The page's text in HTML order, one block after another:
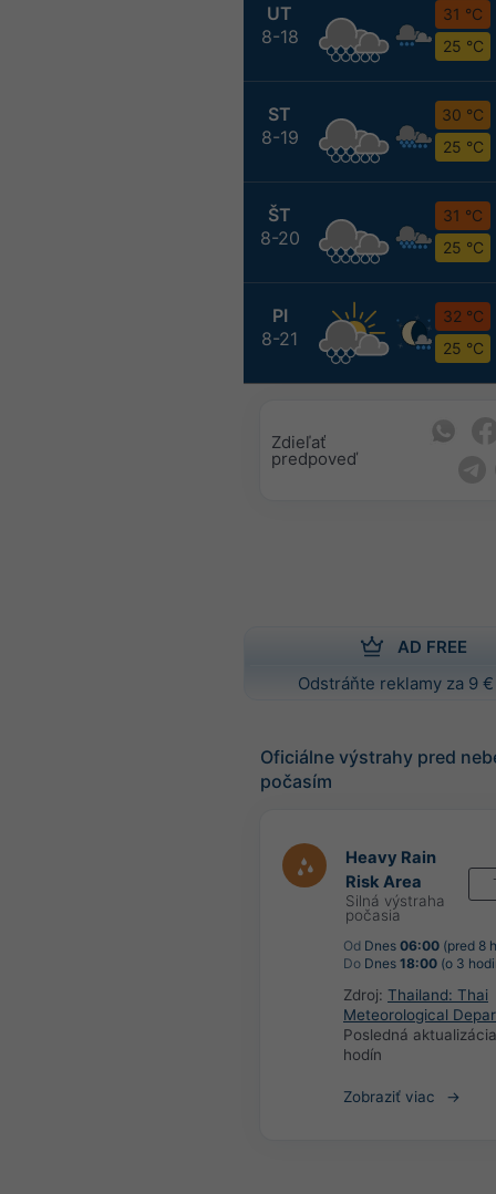
UT
8-18
31 °C
25 °C
ST
8-19
30 °C
25 °C
ŠT
8-20
31 °C
25 °C
PI
8-21
32 °C
25 °C
Zdieľať
predpoveď
AD FREE
Odstráňte reklamy za 9
Oficiálne výstrahy pred
počasím
Heavy Rain
Risk Area
Silná výstraha
počasia
Od Dnes 06:00 (pred 8
Do Dnes 18:00 (o 3
Zdroj: Thailand: Thai
Meteorological
Posledná
hodín
Zobraziť viac